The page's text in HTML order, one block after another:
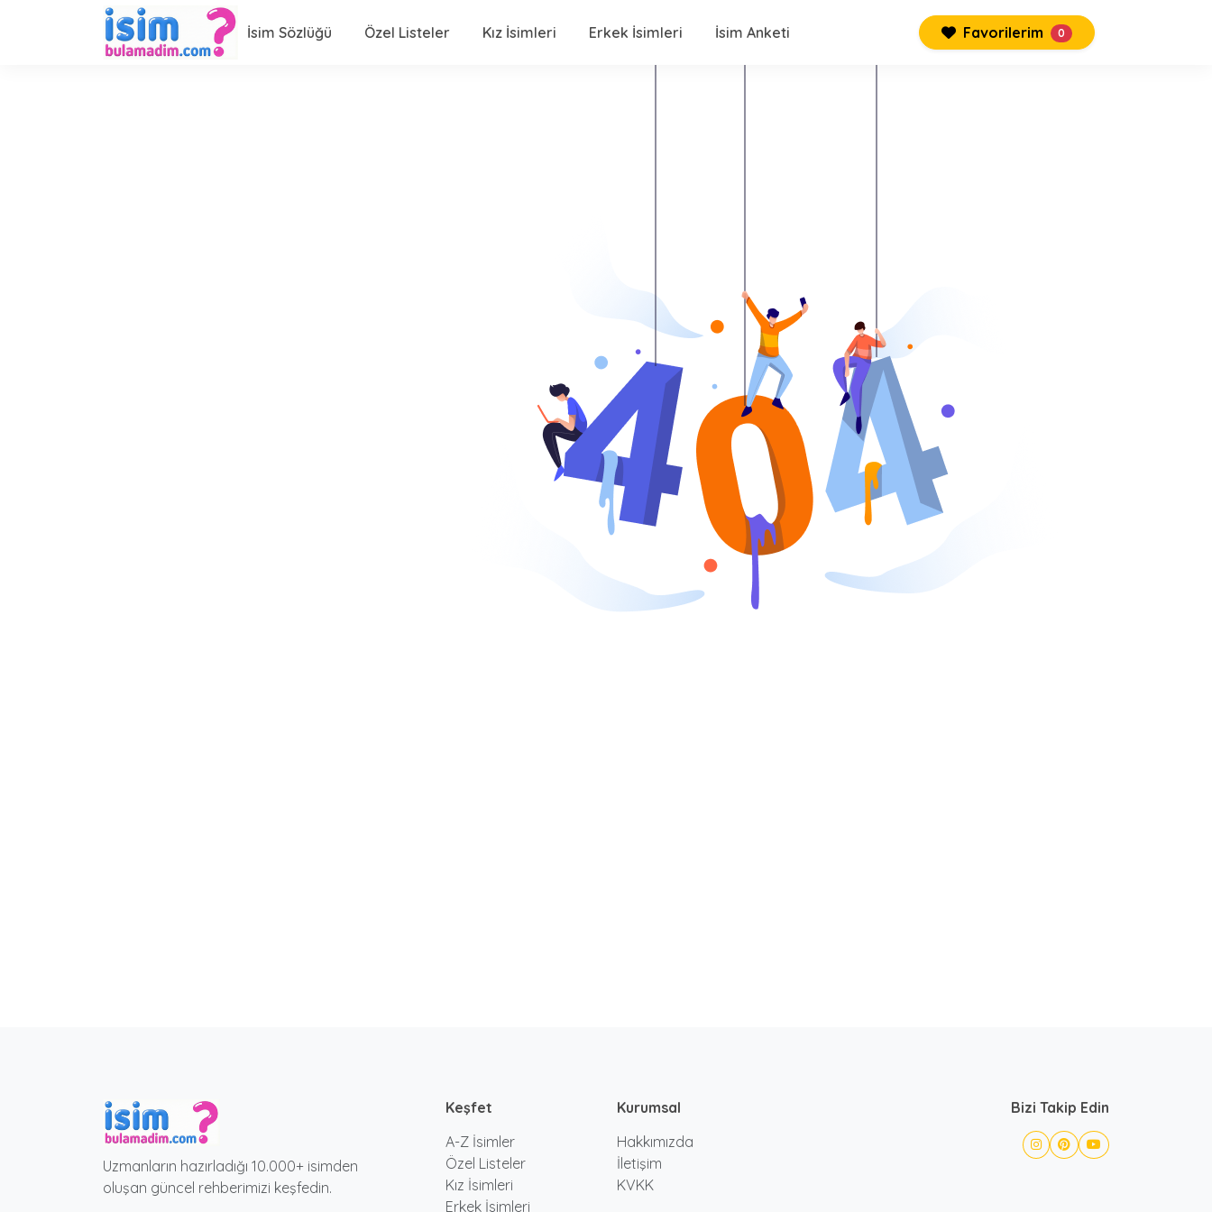
İsim Sözlüğü Özel Listeler Kız İsimleri Erkek İsimleri İsim Anketi Favorilerim 0
Uzmanların hazırladığı 10.000+ isimden
oluşan güncel rehberimizi keşfedin.
Keşfet
A-Z İsimler
Özel Listeler
Kız İsimleri
Erkek İsimleri
Kurumsal
Hakkımızda
İletişim
KVKK
Bizi Takip Edin